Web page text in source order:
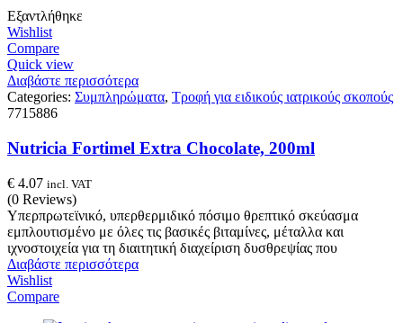
Εξαντλήθηκε
Wishlist
Compare
Quick view
Διαβάστε περισσότερα
Categories: Συμπληρώματα, Τροφή για ειδικούς ιατρικούς σκοπούς
7715886
Nutricia Fortimel Extra Chocolate, 200ml
€ 4.07 incl. VAT
(0 Reviews)
Υπερπρωτεϊνικό, υπερθερμιδικό πόσιμο θρεπτικό σκεύασμα
εμπλουτισμένο με όλες τις βασικές βιταμίνες, μέταλλα και
ιχνοστοιχεία για τη διαιτητική διαχείριση δυσθρεψίας που
Διαβάστε περισσότερα
Wishlist
Compare